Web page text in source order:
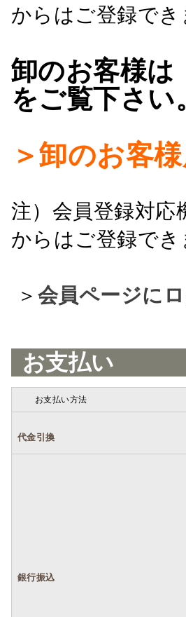
からはご登録でき
卸のお客様は
をご覧下さい
＞卸のお客
注）会員登録対
からはご登録でき
＞ 会員ページに
お支払い
お支払い方法
代金引換
銀行振込